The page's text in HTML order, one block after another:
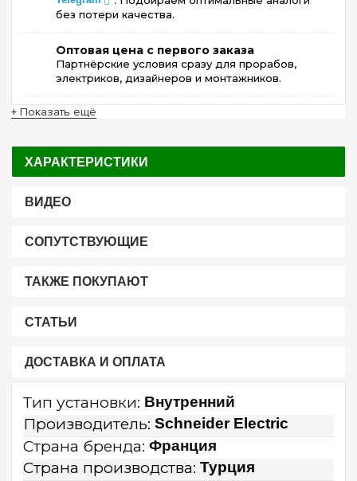
без потери качества.
Оптовая цена с первого заказа
Партнёрские условия сразу для прорабов,
электриков, дизайнеров и монтажников.
+ Показать ещё
ХАРАКТЕРИСТИКИ
ВИДЕО
СОПУТСТВУЮЩИЕ
ТАКЖЕ ПОКУПАЮТ
СТАТЬИ
ДОСТАВКА И ОПЛАТА
Тип установки: Внутренний
Производитель: Schneider Electric
Страна бренда: Франция
Страна производства: Турция